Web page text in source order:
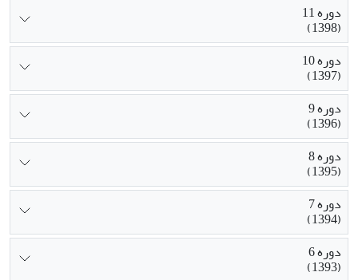
دوره 11
(1398)
دوره 10
(1397)
دوره 9
(1396)
دوره 8
(1395)
دوره 7
(1394)
دوره 6
(1393)